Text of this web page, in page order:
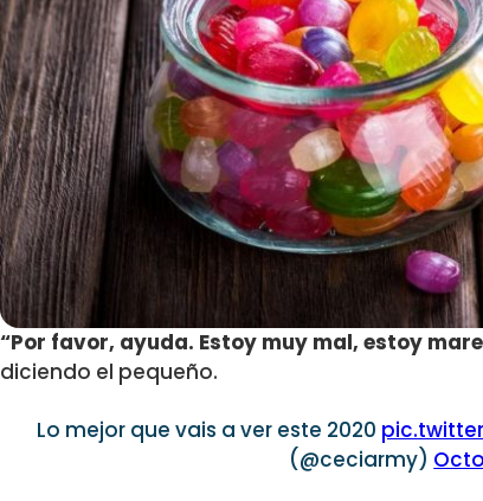
“Por favor, ayuda. Estoy muy mal, estoy
diciendo el pequeño.
Lo mejor que vais a ver este 2020
(@ceciarmy)